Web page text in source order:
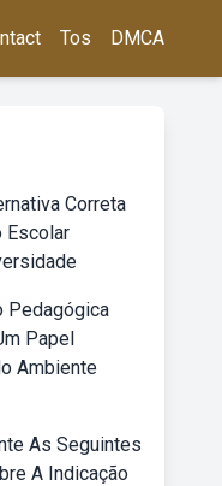
Tos DMCA
Correta
Escolar
Pedagógica
Papel
Ambiente
As Seguintes
A Indicação